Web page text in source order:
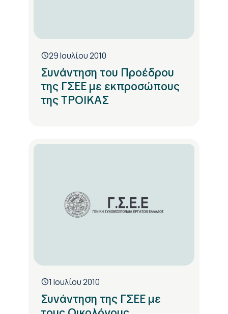
29 Ιουλίου 2010
Συνάντηση του Προέδρου
της ΓΣΕΕ με εκπροσώπους
της ΤΡΟΙΚΑΣ
1 Ιουλίου 2010
Συνάντηση της ΓΣΕΕ με